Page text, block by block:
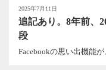
2025年7月11日
追記あり。8年前、
段
Facebookの思い出機能が